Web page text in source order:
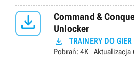

Command &
Unlocker
 TRAINERY DO GIER
Pobrań: 4K Aktualizacja